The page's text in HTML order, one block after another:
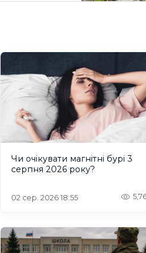
Чи очікувати магнітні бурі 3
серпня 2026 року?
02 сер. 2026 18:55